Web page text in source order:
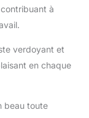
à
verdoyant et
en chaque
beau toute